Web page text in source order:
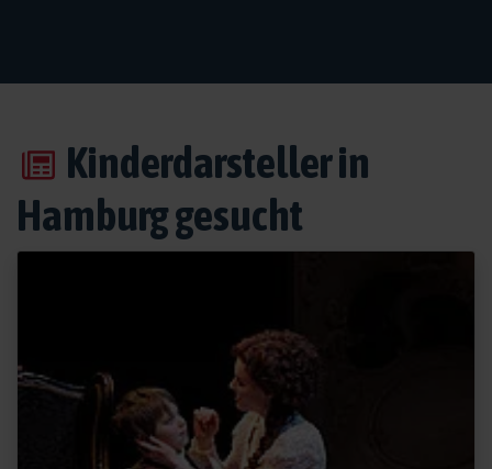
Kinderdarsteller in
Hamburg gesucht